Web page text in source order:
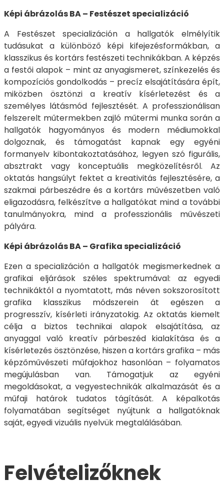
Képi ábrázolás BA – Festészet specializáció
A Festészet specializáción a hallgatók elmélyítik
tudásukat a különböző képi kifejezésformákban, a
klasszikus és kortárs festészeti technikákban. A képzés
a festői alapok – mint az anyagismeret, színkezelés és
kompozíciós gondolkodás – precíz elsajátítására épít,
miközben ösztönzi a kreatív kísérletezést és a
személyes látásmód fejlesztését. A professzionálisan
felszerelt műtermekben zajló műtermi munka során a
hallgatók hagyományos és modern médiumokkal
dolgoznak, és támogatást kapnak egy egyéni
formanyelv kibontakoztatásához, legyen szó figurális,
absztrakt vagy konceptuális megközelítésről. Az
oktatás hangsúlyt fektet a kreativitás fejlesztésére, a
szakmai párbeszédre és a kortárs művészetben való
eligazodásra, felkészítve a hallgatókat mind a további
tanulmányokra, mind a professzionális művészeti
pályára.
Képi ábrázolás BA – Grafika specializáció
Ezen a specializáción a hallgatók megismerkednek a
grafikai eljárások széles spektrumával: az egyedi
technikáktól a nyomtatott, más néven sokszorosított
grafika klasszikus módszerein át egészen a
progresszív, kísérleti irányzatokig. Az oktatás kiemelt
célja a biztos technikai alapok elsajátítása, az
anyaggal való kreatív párbeszéd kialakítása és a
kísérletezés ösztönzése, hiszen a kortárs grafika – más
képzőművészeti műfajokhoz hasonlóan – folyamatos
megújulásban van. Támogatjuk az egyéni
megoldásokat, a vegyestechnikák alkalmazását és a
műfaji határok tudatos tágítását. A képalkotás
folyamatában segítséget nyújtunk a hallgatóknak
saját, egyedi vizuális nyelvük megtalálásában.
Felvételizőknek